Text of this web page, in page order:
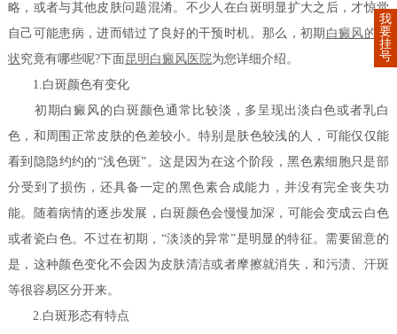
略，或者与其他皮肤问题混淆。不少人在白斑明显扩大之后，才惊觉
自己可能患病，进而错过了良好的干预时机。那么，初期 白癜风的症
状究竟有哪些呢?下面昆明白癜风医院为您详细介绍。
1.白斑颜色有变化
初期白癜风的白斑颜色通常比较淡，多呈现出淡白色或者乳白
色，和周围正常皮肤的色差较小。特别是肤色较浅的人，可能仅仅能
看到隐隐约约的“浅色斑”。这是因为在这个阶段，黑色素细胞只是部
分受到了损伤，还具备一定的黑色素合成能力，并没有完全丧失功
能。随着病情的逐步发展，白斑颜色会慢慢加深，可能会变成云白色
或者瓷白色。不过在初期，“淡淡的异常”是明显的特征。需要留意的
是，这种颜色变化不会因为皮肤清洁或者摩擦就消失，和污渍、汗斑
等很容易区分开来。
2.白斑形态有特点
我
要
挂
号